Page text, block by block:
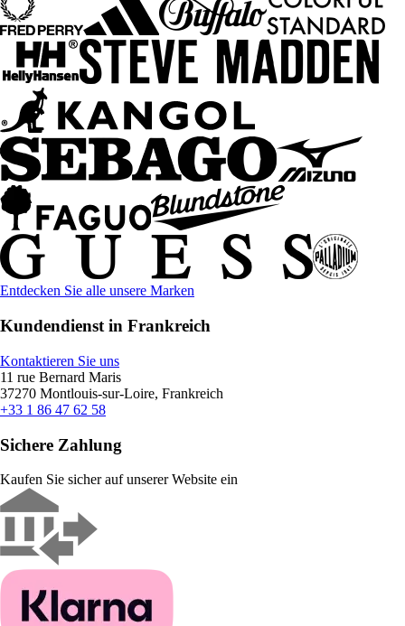
Entdecken Sie alle unsere Marken
Kundendienst in Frankreich
Kontaktieren Sie uns
11 rue Bernard Maris
37270 Montlouis-sur-Loire, Frankreich
+33 1 86 47 62 58
Sichere Zahlung
Kaufen Sie sicher auf unserer Website ein